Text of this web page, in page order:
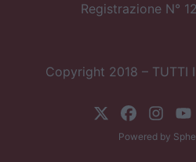
Registrazione N°
Copyright 2018 – TUTTI I
Powered by